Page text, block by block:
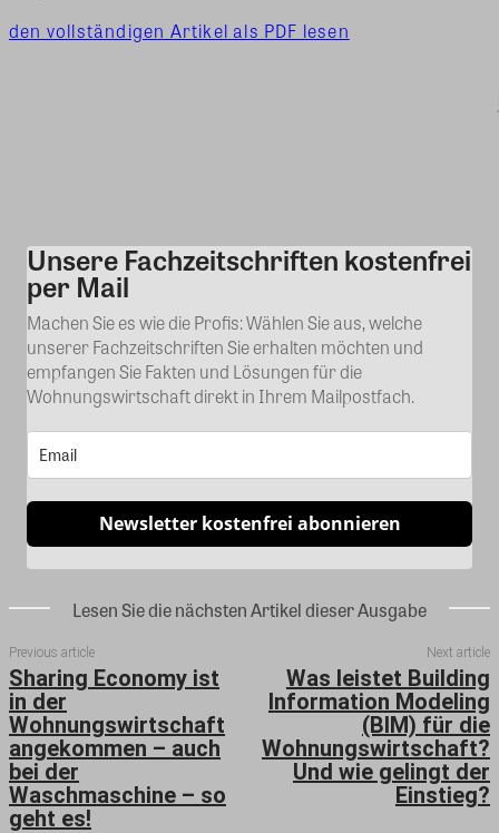
den vollständigen Artikel als PDF lesen
Kommentar
Unsere Fachzeitschriften kostenfrei
per Mail
Machen Sie es wie die Profis: Wählen Sie aus, welche
unserer Fachzeitschriften Sie erhalten möchten und
empfangen Sie Fakten und Lösungen für die
Wohnungswirtschaft direkt in Ihrem Mailpostfach.
Newsletter kostenfrei abonnieren
Lesen Sie die nächsten Artikel dieser Ausgabe
Previous article
Sharing Economy ist
in der
Wohnungswirtschaft
angekommen – auch
bei der
Waschmaschine – so
geht es!
Next article
Was leistet Building
Information Modeling
(BIM) für die
Wohnungswirtschaft?
Und wie gelingt der
Einstieg?